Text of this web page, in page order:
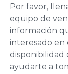
Por favor,
equipo de
información
interesado en
disponibilidad
ayudarte a